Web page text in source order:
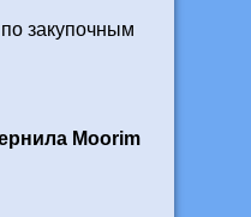
закупочным
Moorim